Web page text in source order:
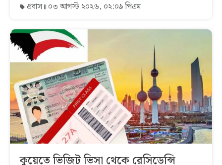
প্রবাস ০৩ আগস্ট ২০২৬, ০২:০৯ পিএম
কুয়েতে ভিজিট ভিসা থেকে রেসিডেন্সি